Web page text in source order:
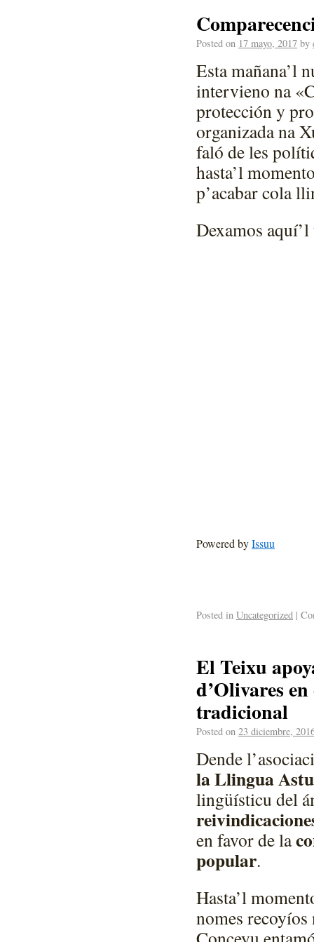
Posted on 17 mayo, 2017 by
Esta mañana’l
intervieno na
protección y
organizada na
faló de les
hasta’l
p’acabar cola
Dexamos
Powered byIssuu
Posted in Uncategorized |
El Teixu
d’Olivares
tradicional
Posted on 23 diciembre,
Dende
la Llingua
lingüísticu del
en favor de la
popular.
Hasta’l
nomes